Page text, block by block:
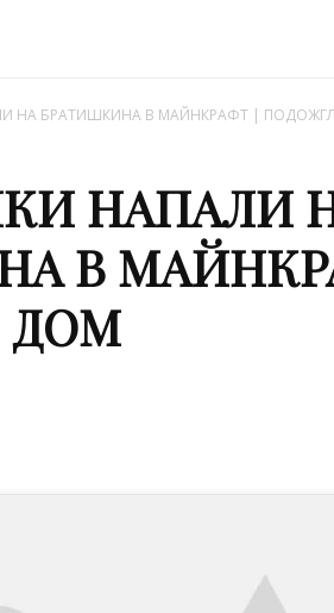
НА БРАТИШКИНА В МАЙНКРАФТ |
НАПАЛИ
В
ДОМ